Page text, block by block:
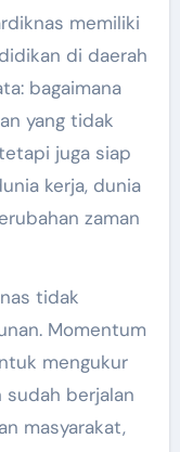
memiliki
di daerah
bagaimana
yang tidak
juga siap
kerja, dunia
zaman
tidak
Momentum
mengukur
berjalan
masyarakat,